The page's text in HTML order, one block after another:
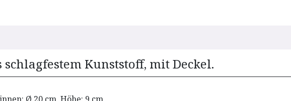
schlagfestem Kunststoff, mit Deckel.